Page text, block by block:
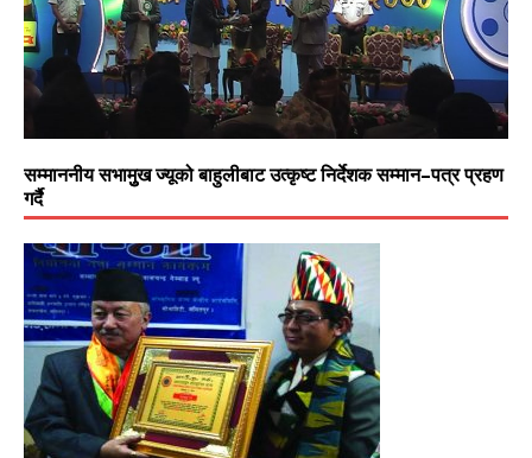
सम्माननीय सभामुुख ज्यूको बाहुलीबाट उत्कृष्ट निर्देशक सम्मान–पत्र प्रहण
गर्दै